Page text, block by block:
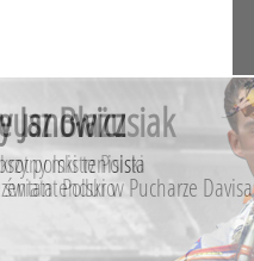
Janowicz
polski tenisista
Polski w Pucharze Davisa